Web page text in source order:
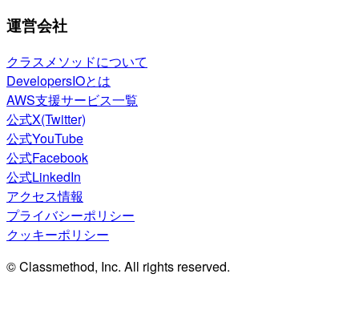
運営会社
クラスメソッドについて
DevelopersIOとは
AWS支援サービス一覧
公式X(Twitter)
公式YouTube
公式Facebook
公式LinkedIn
アクセス情報
プライバシーポリシー
クッキーポリシー
© Classmethod, Inc. All rights reserved.